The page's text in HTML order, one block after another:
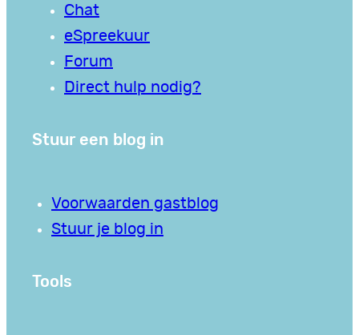
Chat
eSpreekuur
Forum
Direct hulp nodig?
Stuur een blog in
Voorwaarden gastblog
Stuur je blog in
Tools